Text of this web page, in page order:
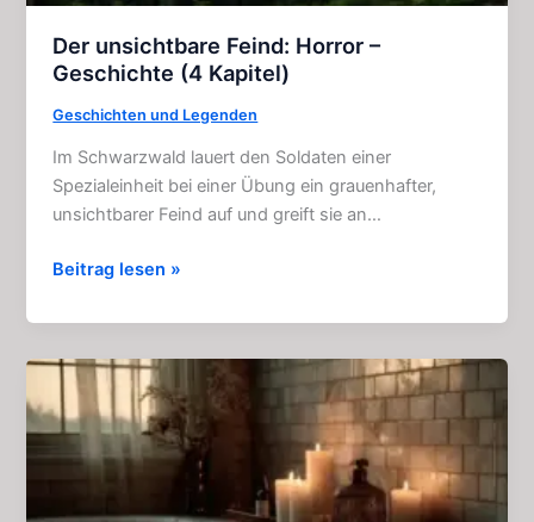
Der unsichtbare Feind: Horror –
Geschichte (4 Kapitel)
Geschichten und Legenden
Im Schwarzwald lauert den Soldaten einer
Spezialeinheit bei einer Übung ein grauenhafter,
unsichtbarer Feind auf und greift sie an…
Der
Feind:
Horror
Geschichte
(4
Kapitel)
Beitrag lesen »